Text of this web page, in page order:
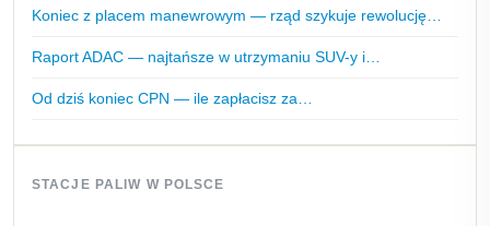
Koniec z placem manewrowym — rząd szykuje rewolucję…
Raport ADAC — najtańsze w utrzymaniu SUV-y i…
Od dziś koniec CPN — ile zapłacisz za…
STACJE PALIW W POLSCE